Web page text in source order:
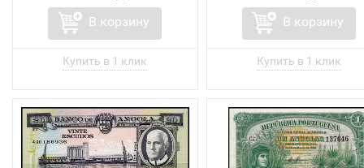
В корзину В корзину